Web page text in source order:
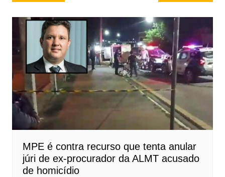
Post
MPE é contra recurso que tenta anular
júri de ex-procurador da ALMT acusado
de homicídio